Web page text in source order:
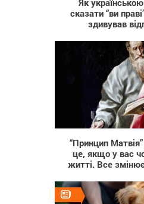
Як
сказати “ви
здивував
“Принцип
це, якщо у вас
житті. Все